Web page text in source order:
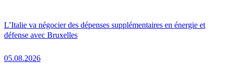
L’Italie va négocier des dépenses supplémentaires en énergie et
défense avec Bruxelles
05.08.2026